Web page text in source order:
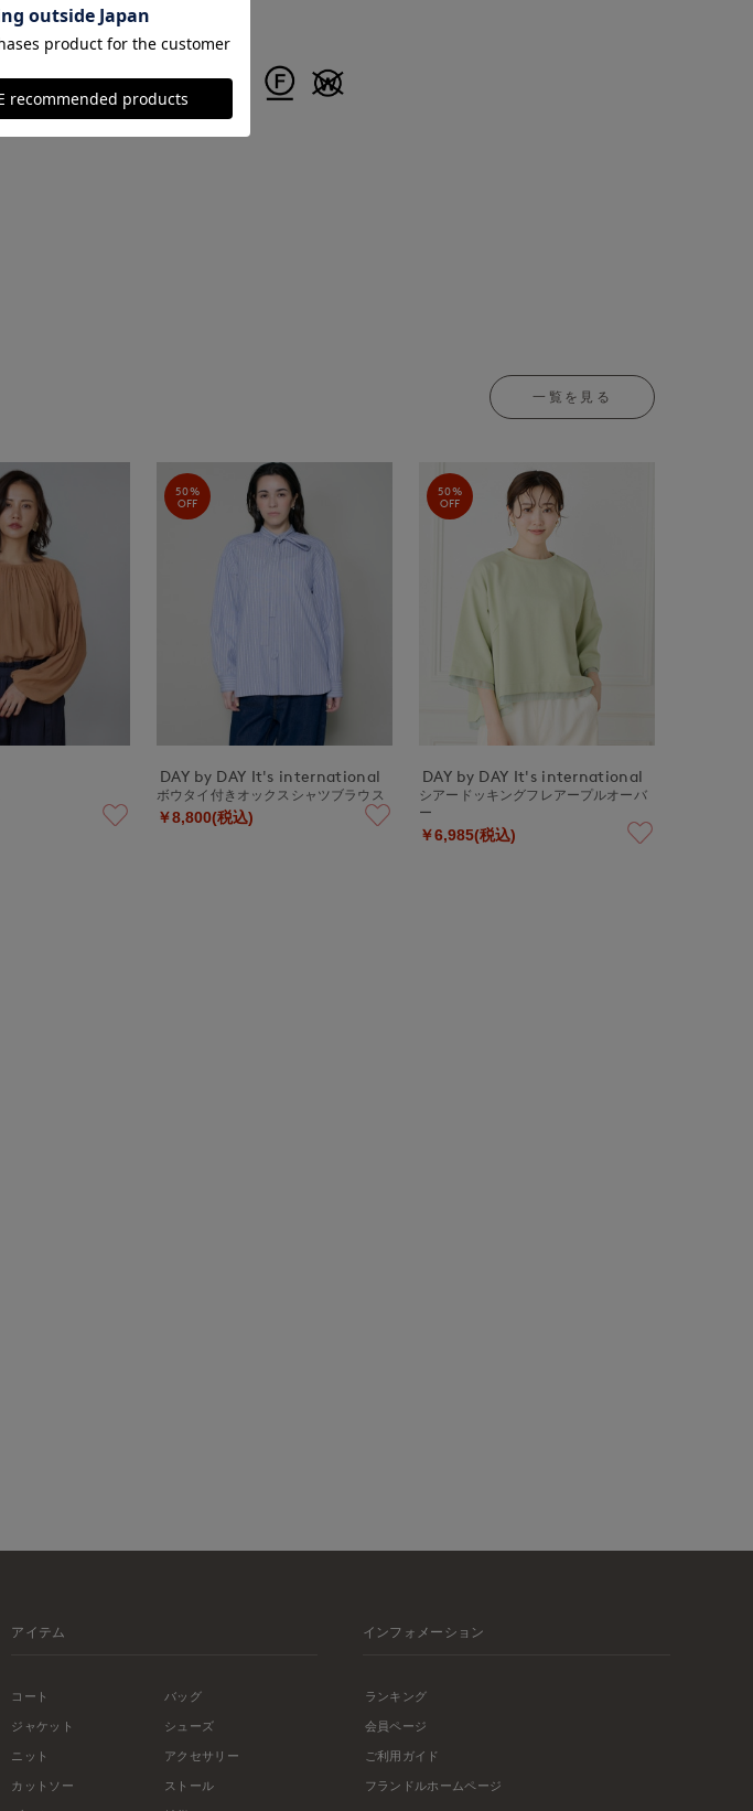
ポリエステル100%
■取扱い方法
一覧を見る
50%
OFF
DAY by DAY It's international
ボウタイ付きオックスシャツブラウス
￥8,800(税込)
50%
OFF
DAY by DAY It's international
シアードッキングフレアープルオーバ
ー
￥6,985(税込)
アイテム
コート
ジャケット
ニット
カットソー
バッグ
シューズ
アクセサリー
ストール
インフォメーション
ランキング
会員ページ
ご利用ガイド
フランドルホームページ